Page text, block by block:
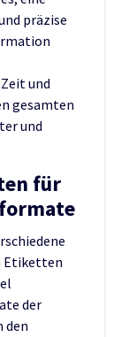
präzise
und
gesamten
und
für
Etiketten
der
den